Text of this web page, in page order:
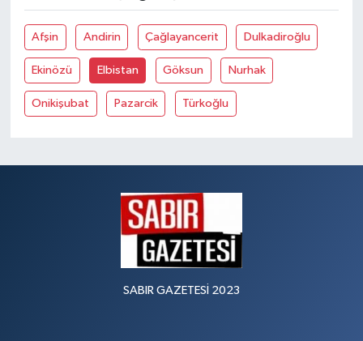
Afşin Andirin Çağlayancerit Dulkadiroğlu
Ekinözü Elbistan Göksun Nurhak
Onikişubat Pazarcik Türkoğlu
SABIR GAZETESİ 2023